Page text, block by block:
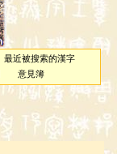
最近被搜索的漢字
意見簿